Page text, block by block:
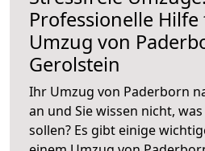
Professionelle
Umzug von
Gerolstein
Ihr Umzug von Paderborn
an und Sie wissen nicht,
sollen? Es gibt einige